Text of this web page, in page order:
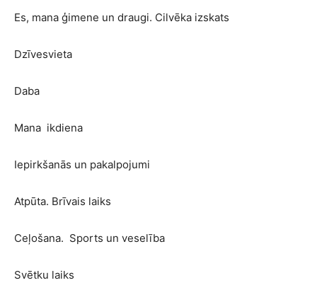
Es, mana ģimene un draugi. Cilvēka izskats
Dzīvesvieta
Daba
Mana ikdiena
Iepirkšanās un pakalpojumi
Atpūta. Brīvais laiks
Ceļošana. Sports un veselība
Svētku laiks